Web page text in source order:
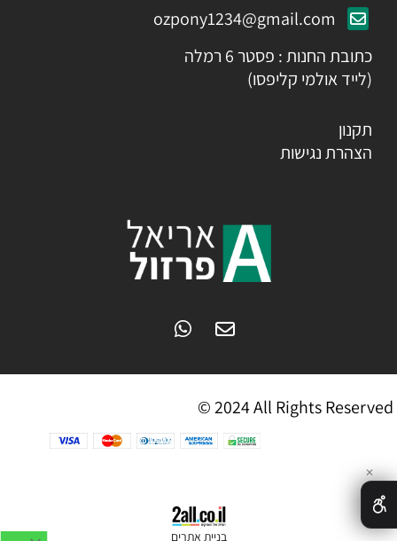
ozpony1234@gmail.com
כתובת החנות : פסטר 6 רמלה
(לייד אולמי קליפסו)
תקנון
הצהרת נגישות
© 2024 All Rights Reserved
בניית אתרים
✕